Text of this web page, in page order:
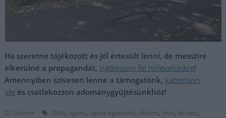
Ha szeretne tájékozott és jól értesült lenni, de messzire
elkerülné a propagandát, iratkozzon fel hírlevelünkre!
Amennyiben szívesen lenne a támogatónk, kattintson
ide és csatlakozzon adománygyűjtésünkhöz!
Szolnok 2026, agóra, agóra egyesület, állapot, jövő, kérdés,